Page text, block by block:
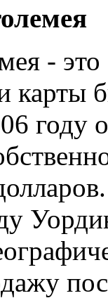
-
карты
году